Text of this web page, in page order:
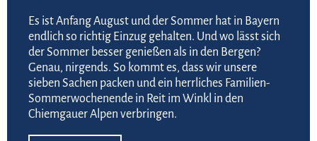
Es ist Anfang August und der Sommer hat in Bayern
endlich so richtig Einzug gehalten. Und wo lässt sich
der Sommer besser genießen als in den Bergen?
Genau, nirgends. So kommt es, dass wir unsere
sieben Sachen packen und ein herrliches Familien-
Sommerwochenende in Reit im Winkl in den
Chiemgauer Alpen verbringen.